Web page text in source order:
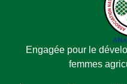
Engagée pour le
femmes